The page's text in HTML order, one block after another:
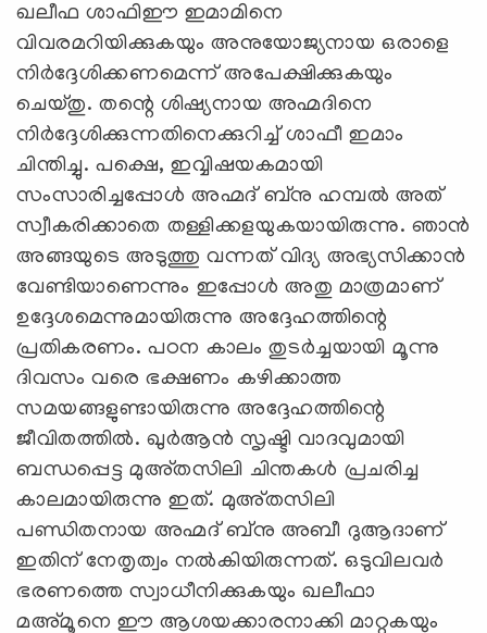
ഖലീഫ ശാഫിഈ ഇമാമിനെ
വിവരമറിയിക്കുകയും അനുയോജ്യനായ ഒരാളെ
നിര്‍ദ്ദേശിക്കണമെന്ന് അപേക്ഷിക്കുകയും
ചെയ്തു. തന്റെ ശിഷ്യനായ അഹ്മദിനെ
നിര്‍ദ്ദേശിക്കുന്നതിനെക്കുറിച്ച് ശാഫീ ഇമാം
ചിന്തിച്ചു. പക്ഷെ, ഇവ്വിഷയകമായി
സംസാരിച്ചപ്പോള്‍ അഹ്മദ് ബ്‌നു ഹമ്പല്‍ അത്
സ്വീകരിക്കാതെ തള്ളിക്കളയുകയായിരുന്നു. ഞാന്‍
അങ്ങയുടെ അടുത്തു വന്നത് വിദ്യ അഭ്യസിക്കാന്‍
വേണ്ടിയാണെന്നും ഇപ്പോള്‍ അതു മാത്രമാണ്
ഉദ്ദേശമെന്നുമായിരുന്നു അദ്ദേഹത്തിന്റെ
പ്രതികരണം. പഠന കാലം തുടര്‍ച്ചയായി മൂന്നു
ദിവസം വരെ ഭക്ഷണം കഴിക്കാത്ത
സമയങ്ങളുണ്ടായിരുന്നു അദ്ദേഹത്തിന്റെ
ജീവിതത്തില്‍. ഖുര്‍ആന്‍ സൃഷ്ടി വാദവുമായി
ബന്ധപ്പെട്ട മുഅ്തസിലി ചിന്തകള്‍ പ്രചരിച്ച
കാലമായിരുന്നു ഇത്. മുഅ്തസിലി
പണ്ഡിതനായ അഹ്മദ് ബ്‌നു അബീ ദുആദാണ്
ഇതിന് നേതൃത്വം നല്‍കിയിരുന്നത്. ഒടുവിലവര്‍
ഭരണത്തെ സ്വാധീനിക്കുകയും ഖലീഫാ
മഅ്മൂനെ ഈ ആശയക്കാരനാക്കി മാറ്റുകയും